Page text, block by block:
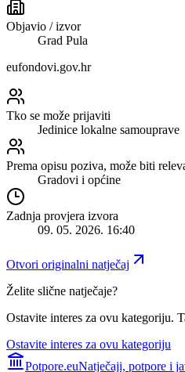
Objavio / izvor
Grad Pula
eufondovi.gov.hr
Tko se može prijaviti
Jedinice lokalne samouprave
Prema opisu poziva, može biti
Gradovi i općine
Zadnja provjera izvora
09. 05. 2026. 16:40
Otvori originalni natječaj
Želite slične natječaje?
Ostavite interes za ovu kategoriju.
Ostavite interes za ovu kategoriju
Potpore.euNatječaji, potpore i